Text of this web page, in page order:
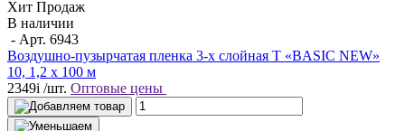
Хит Продаж
В наличии
- Арт. 6943
Воздушно-пузырчатая пленка 3-х слойная T «BASIC NEW»
10, 1,2 х 100 м
2349i /шт. Оптовые цены